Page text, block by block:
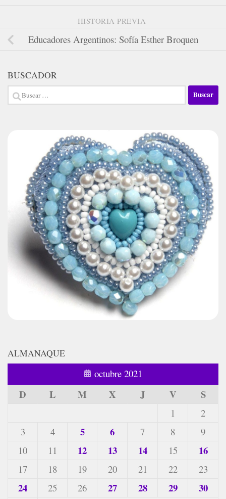
HISTORIA PREVIA
Educadores Argentinos: Sofía Esther Broquen
BUSCADOR
Buscar:
ALMANAQUE
octubre 2021
D L M X J V S
1
2
3
4 5 6 7 8
9
10
11 12 13 14 15 16
17 18 19 20 21 22 23
24 25 26 27 28 29 30